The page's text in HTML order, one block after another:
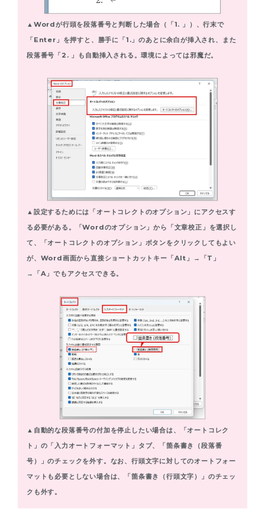
▲Wordが行頭を段落番号と判断した場合（「1. 」）、行末で
「Enter」を押すと、勝手に「1.」のあとに余白が挿入され、また
段落番号「2. 」も自動挿入される。環境によっては邪魔だ。
▲設定するためには「オートコレクトのオプション」にアクセスす
る必要がある。「Wordのオプション」から「文章校正」を選択し
て、「オートコレクトのオプション」ボタンをクリックしてもよい
が、Word画面から直接ショートカットキー「Alt」→「T」
→「A」でもアクセスできる。
▲自動的な段落番号の付加を停止したい場合は、「オートコレク
ト」の「入力オートフォーマット」タブ、「箇条書き（段落番
号）」のチェックを外す。なお、行頭文字に対してのオートフォー
マットも必要としない場合は、「箇条書き（行頭文字）」のチェッ
クも外す。